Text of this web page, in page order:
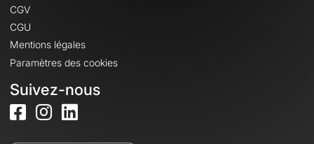
CGV
CGU
Mentions légales
Paramètres des cookies
Suivez-nous